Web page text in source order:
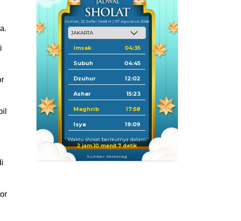
Jum'at, 22 Safar 1448 H / 07 Agustus 2026
Imsak 04:35
Subuh 04:45
Dzuhur 12:02
Ashar 15:23
Maghrib 17:58
Isya 19:09
Waktu sholat berikutnya dalam:
2 jam 10 menit 6 detik
Sumber: Kemenag